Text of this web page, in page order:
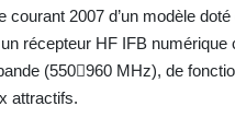
courant 2007 d’un modèle
récepteur HF IFB numérique
(550960 MHz), de
attractifs.